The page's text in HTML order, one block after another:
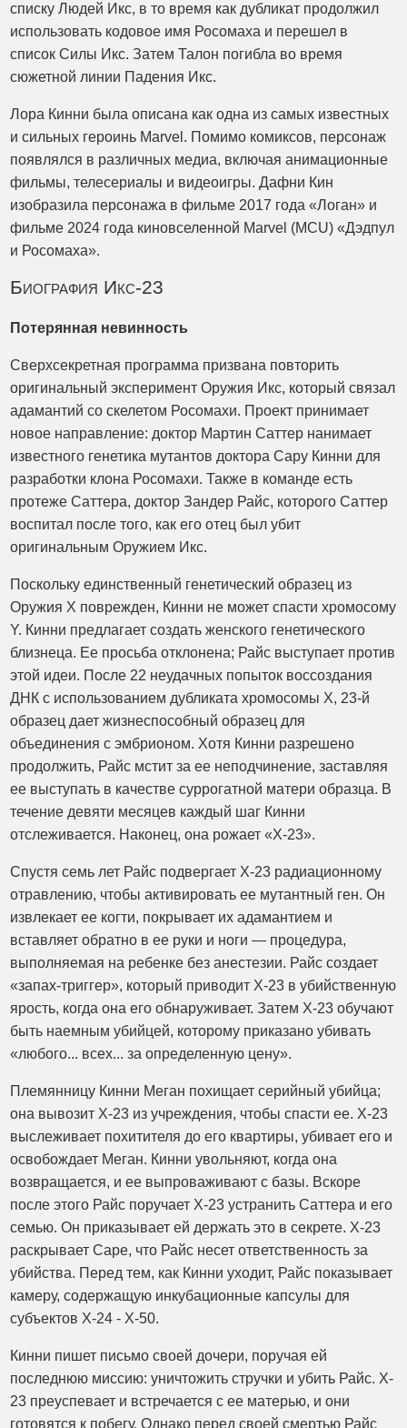
списку Людей Икс, в то время как дубликат продолжил
использовать кодовое имя Росомаха и перешел в
список Силы Икс. Затем Талон погибла во время
сюжетной линии Падения Икс.
Лора Кинни была описана как одна из самых известных
и сильных героинь Marvel. Помимо комиксов, персонаж
появлялся в различных медиа, включая анимационные
фильмы, телесериалы и видеоигры. Дафни Кин
изобразила персонажа в фильме 2017 года «Логан» и
фильме 2024 года киновселенной Marvel (MCU) «Дэдпул
и Росомаха».
Биография Икс-23
Потерянная невинность
Сверхсекретная программа призвана повторить
оригинальный эксперимент Оружия Икс, который связал
адамантий со скелетом Росомахи. Проект принимает
новое направление: доктор Мартин Саттер нанимает
известного генетика мутантов доктора Сару Кинни для
разработки клона Росомахи. Также в команде есть
протеже Саттера, доктор Зандер Райс, которого Саттер
воспитал после того, как его отец был убит
оригинальным Оружием Икс.
Поскольку единственный генетический образец из
Оружия X поврежден, Кинни не может спасти хромосому
Y. Кинни предлагает создать женского генетического
близнеца. Ее просьба отклонена; Райс выступает против
этой идеи. После 22 неудачных попыток воссоздания
ДНК с использованием дубликата хромосомы X, 23-й
образец дает жизнеспособный образец для
объединения с эмбрионом. Хотя Кинни разрешено
продолжить, Райс мстит за ее неподчинение, заставляя
ее выступать в качестве суррогатной матери образца. В
течение девяти месяцев каждый шаг Кинни
отслеживается. Наконец, она рожает «X-23».
Спустя семь лет Райс подвергает X-23 радиационному
отравлению, чтобы активировать ее мутантный ген. Он
извлекает ее когти, покрывает их адамантием и
вставляет обратно в ее руки и ноги — процедура,
выполняемая на ребенке без анестезии. Райс создает
«запах-триггер», который приводит X-23 в убийственную
ярость, когда она его обнаруживает. Затем X-23 обучают
быть наемным убийцей, которому приказано убивать
«любого... всех... за определенную цену».
Племянницу Кинни Меган похищает серийный убийца;
она вывозит X-23 из учреждения, чтобы спасти ее. X-23
выслеживает похитителя до его квартиры, убивает его и
освобождает Меган. Кинни увольняют, когда она
возвращается, и ее выпроваживают с базы. Вскоре
после этого Райс поручает X-23 устранить Саттера и его
семью. Он приказывает ей держать это в секрете. X-23
раскрывает Саре, что Райс несет ответственность за
убийства. Перед тем, как Кинни уходит, Райс показывает
камеру, содержащую инкубационные капсулы для
субъектов X-24 - X-50.
Кинни пишет письмо своей дочери, поручая ей
последнюю миссию: уничтожить стручки и убить Райс. X-
23 преуспевает и встречается с ее матерью, и они
готовятся к побегу. Однако перед своей смертью Райс